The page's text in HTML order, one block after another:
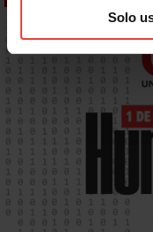
Solo